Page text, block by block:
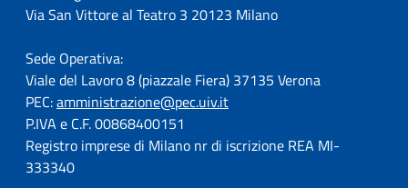
Via San Vittore al Teatro 3 20123 Milano
Sede Operativa:
Viale del Lavoro 8 (piazzale Fiera) 37135 Verona
PEC:amministrazione@pec.uiv.it
P.IVA e C.F. 00868400151
Registro imprese di Milano nr di iscrizione REA MI-
333340